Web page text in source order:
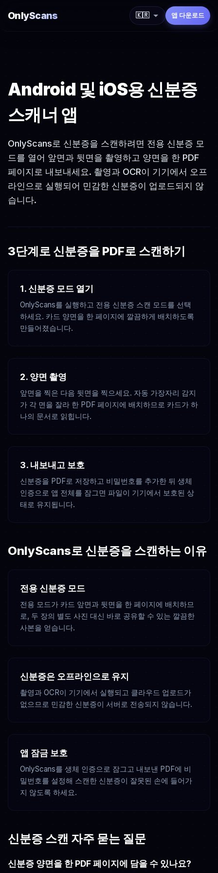
OnlyScans 🇰🇷 앱 다운로드
Android 및 iOS용 신분증
스캐너 앱
OnlyScans로 신분증을 스캔하려면 전용 신분증 모
드를 열어 앞면과 뒷면을 촬영하고 양면을 한 PDF
페이지로 내보내세요. 촬영과 OCR이 기기에서 오프
라인으로 실행되어 민감한 신분증이 업로드되지 않
습니다.
3단계로 신분증을 PDF로 스캔하기
1. 신분증 모드 열기
OnlyScans를 실행하고 전용 신분증 스캔 모드를 선택
하세요. 카드 양면을 한 페이지에 깔끔하게 배치하도록
만들어졌습니다.
2. 양면 촬영
앞면을 찍은 다음 뒷면을 찍으세요. 자동 가장자리 감지
가 각 면을 잘라 한 PDF 페이지에 배치하므로 카드가 하
나의 문서로 읽힙니다.
3. 내보내고 보호
신분증을 PDF로 저장하고 비밀번호를 추가한 뒤 생체
인증으로 앱 전체를 잠그면 파일이 기기에서 보호된 상
태로 유지됩니다.
OnlyScans로 신분증을 스캔하는 이유
전용 신분증 모드
전용 모드가 카드 앞면과 뒷면을 한 페이지에 배치하므
로, 두 장의 별도 사진 대신 바로 공유할 수 있는 깔끔한
사본을 얻습니다.
신분증은 오프라인으로 유지
촬영과 OCR이 기기에서 실행되고 클라우드 업로드가
없으므로 민감한 신분증이 서버로 전송되지 않습니다.
앱 잠금 보호
OnlyScans를 생체 인증으로 잠그고 내보낸 PDF에 비
밀번호를 설정해 스캔한 신분증이 잘못된 손에 들어가
지 않도록 하세요.
신분증 스캔 자주 묻는 질문
신분증 양면을 한 PDF 페이지에 담을 수 있나요?